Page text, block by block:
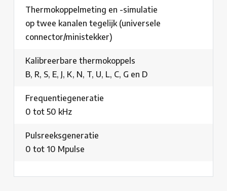
Thermokoppelmeting en -simulatie
op twee kanalen tegelijk (universele
connector/ministekker)
Kalibreerbare thermokoppels
B, R, S, E, J, K, N, T, U, L, C, G en D
Frequentiegeneratie
0 tot 50 kHz
Pulsreeksgeneratie
0 tot 10 Mpulse